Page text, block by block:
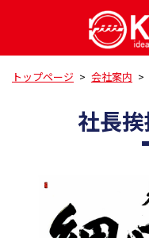
トップページ > 会社案内 >
社長